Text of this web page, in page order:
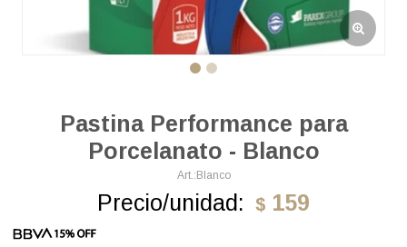
Pastina Performance para
Porcelanato - Blanco
Blanco
Precio/unidad: $ 159